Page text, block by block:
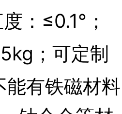
：≤0.1°；
；可定制
能有铁磁材